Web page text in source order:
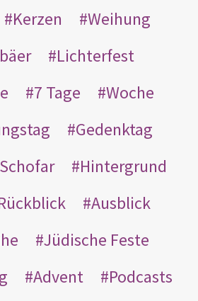
Kerzen
Weihung
Lichterfest
7 Tage
Woche
Gedenktag
Schofar
Hintergrund
Ausblick
Jüdische Feste
Advent
Podcasts